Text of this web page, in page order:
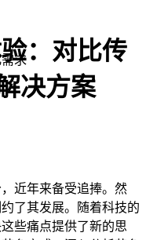
求：对比传
决方案
近年来备受追捧。然
了其发展。随着科技的
些痛点提供了新的思